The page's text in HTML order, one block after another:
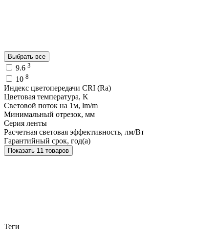
Выбрать все
9.6 3
10 8
Индекс цветопередачи CRI (Ra)
Цветовая температура, K
Световой поток на 1м, lm/m
Минимальный отрезок, мм
Серия ленты
Расчетная световая эффективность, лм/Вт
Гарантийный срок, год(а)
Показать 11 товаров
Теги